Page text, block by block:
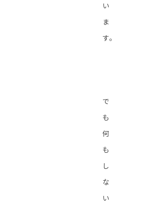
い
ま
す。
で
も
何
も
し
な
い